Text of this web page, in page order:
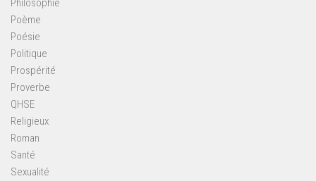
Philosophie
Poème
Poésie
Politique
Prospérité
Proverbe
QHSE
Religieux
Roman
Santé
Sexualité